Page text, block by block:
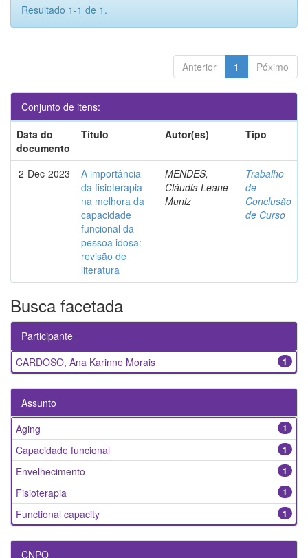
Resultado 1-1 de 1.
Anterior 1 Póximo
Conjunto de itens:
Data do
documento
Título Autor(es) Tipo
2-Dec-2023
A importância
da fisioterapia
na melhora da
capacidade
funcional da
pessoa idosa:
revisão de
literatura
MENDES,
Cláudia Leane
Muniz
Trabalho
de
Conclusão
de Curso
Busca facetada
Participante
1
CARDOSO, Ana Karinne Morais
Assunto
1
Aging
1
Capacidade funcional
1
Envelhecimento
1
Fisioterapia
1
Functional capacity
CNPQ